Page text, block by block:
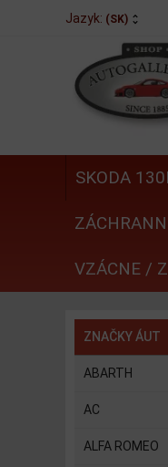
Jazyk: (SK)
SKODA
VZÁCNE /
ZNAČKY ÁUT
ABARTH
AC
ALFA ROMEO